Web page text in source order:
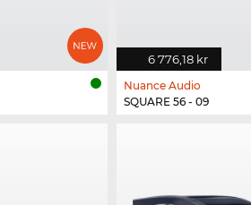
6 776,18 kr
Nuance Audio
SQUARE 56 - 09